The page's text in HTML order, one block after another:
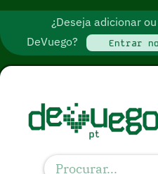
¿Deseja adicionar
DeVuego?
Entrar no